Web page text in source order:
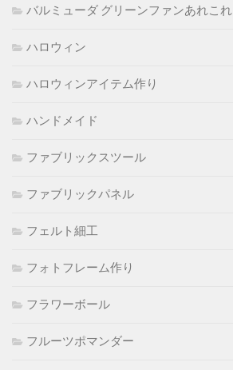
バルミューダ グリーンファンあれこれ
ハロウィン
ハロウィンアイテム作り
ハンドメイド
ファブリックスツール
ファブリックパネル
フェルト細工
フォトフレーム作り
フラワーボール
フルーツポマンダー